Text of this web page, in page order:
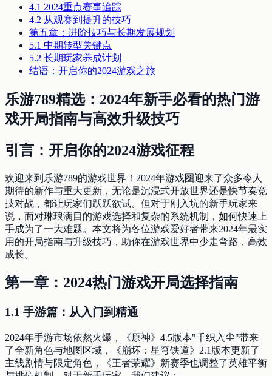
4.1 2024重点赛事追踪
4.2 从观赛到提升的技巧
第五章：进阶技巧与长期发展规划
5.1 中期转型关键点
5.2 长期玩家养成计划
结语：开启你的2024游戏之旅
乐游789精选：2024年新手必看的热门游
戏开局指南与高效升级技巧
引言：开启你的2024游戏征程
欢迎来到乐游789的游戏世界！2024年游戏圈迎来了众多令人
期待的新作与重大更新，无论是沉浸式开放世界还是快节奏竞
技对战，都让玩家们跃跃欲试。但对于刚入坑的新手玩家来
说，面对琳琅满目的游戏选择和复杂的系统机制，如何快速上
手成为了一大难题。本文将为各位游戏爱好者带来2024年最实
用的开局指南与升级技巧，助你在游戏世界中少走弯路，高效
成长。
第一章：2024热门游戏开局选择指南
1.1 手游篇：从入门到精通
2024年手游市场依然火爆，《原神》4.5版本"千织入尘"带来
了全新角色与地图区域，《崩坏：星穹铁道》2.1版本更新了
主线剧情与限定角色，《王者荣耀》新赛季也调整了英雄平衡